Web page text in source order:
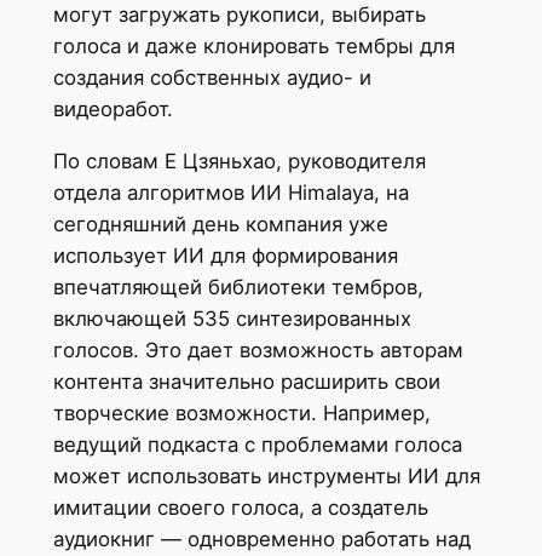
могут загружать рукописи, выбирать
голоса и даже клонировать тембры для
создания собственных аудио- и
видеоработ.
По словам Е Цзяньхао, руководителя
отдела алгоритмов ИИ Himalaya, на
сегодняшний день компания уже
использует ИИ для формирования
впечатляющей библиотеки тембров,
включающей 535 синтезированных
голосов. Это дает возможность авторам
контента значительно расширить свои
творческие возможности. Например,
ведущий подкаста с проблемами голоса
может использовать инструменты ИИ для
имитации своего голоса, а создатель
аудиокниг — одновременно работать над